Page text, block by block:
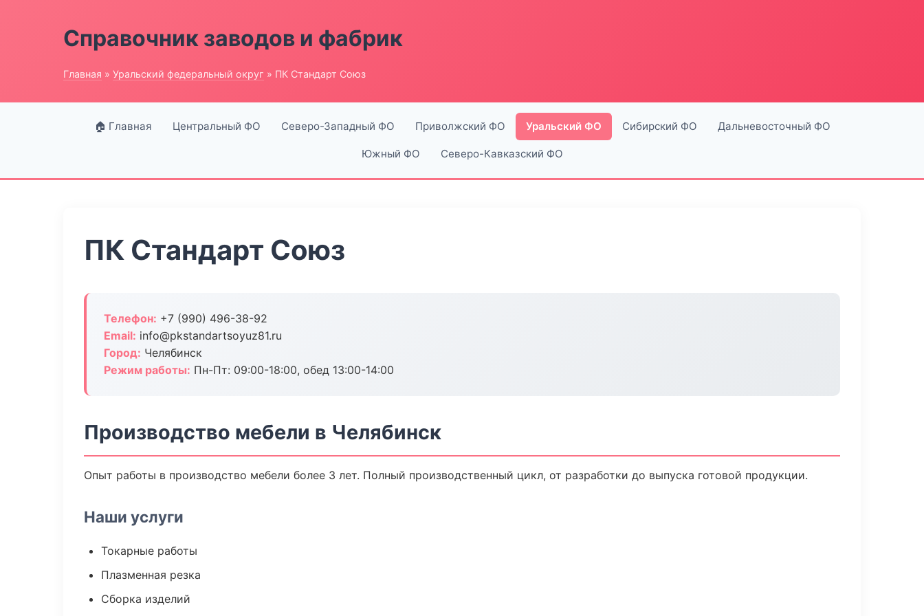
Справочник заводов и фабрик
Главная » Уральский федеральный округ » ПК Стандарт Союз
🏠 Главная Центральный ФО Северо-Западный ФО Приволжский ФО Уральский ФО Сибирский ФО Дальневосточный ФО
Южный ФО Северо-Кавказский ФО
ПК Стандарт Союз
Телефон: +7 (990) 496-38-92
Email: info@pkstandartsoyuz81.ru
Город: Челябинск
Режим работы: Пн-Пт: 09:00-18:00, обед 13:00-14:00
Производство мебели в Челябинск
Опыт работы в производство мебели более 3 лет. Полный производственный цикл, от разработки до выпуска готовой продукции.
Наши услуги
Токарные работы
Плазменная резка
Сборка изделий